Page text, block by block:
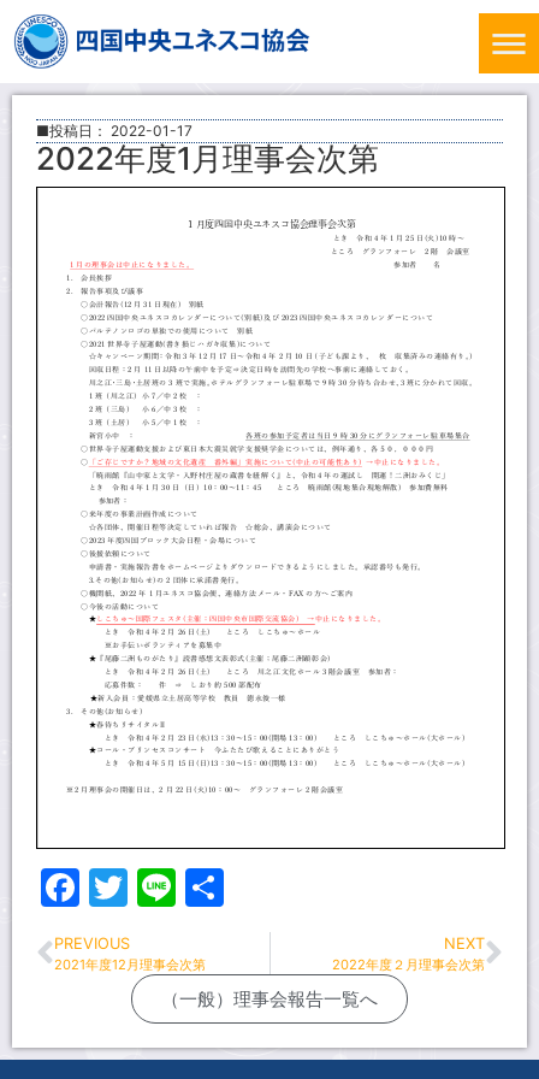
■投稿日： 2022-01-17
2022年度1月理事会次第
Facebook
Twitter
Line
PREVIOUS
2021年度12月理事会次第
NEXT
2022年度２月理事会次第
（一般）理事会報告一覧へ